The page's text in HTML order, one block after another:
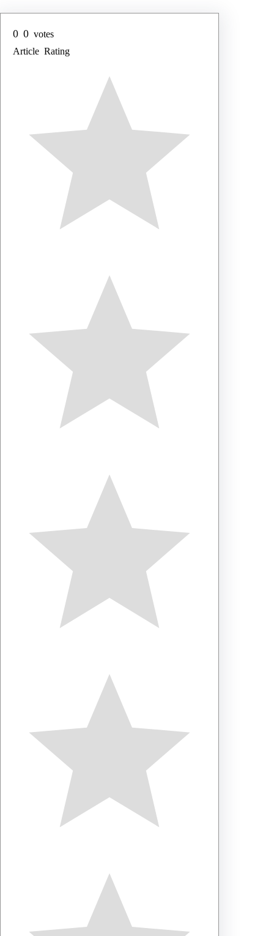
0 0 votes
Article Rating